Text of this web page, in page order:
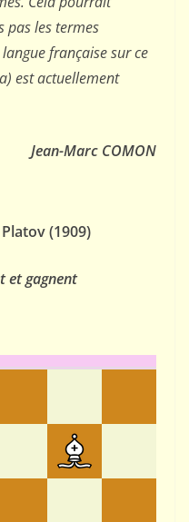
pas les termes
française sur ce
est actuellement
Jean-Marc COMON
(1909)
et gagnent